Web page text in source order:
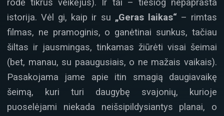
rodė tikrus veikėjus). Ir tai – tiesiog nepaprasta
istorija. Vėl gi, kaip ir su „Geras laikas“– rimtas
filmas, ne pramoginis, o ganėtinai sunkus, tačiau
šiltas ir jausmingas, tinkamas žiūrėti visai šeimai
(bet, manau, su paaugusiais, o ne mažais vaikais).
Pasakojama jame apie itin smagią daugiavaikę
šeimą, kuri turi daugybę svajonių, kurioje
puoselėjami niekada neišsipildysiantys planai, o